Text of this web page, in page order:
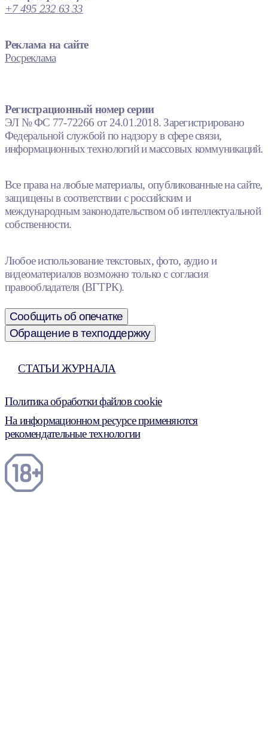
+7 495 232 63 33
Реклама на сайте
Росреклама
Регистрационный номер серии
ЭЛ № ФС 77-72266 от 24.01.2018. Зарегистрировано
Федеральной службой по надзору в сфере связи,
информационных технологий и массовых коммуникаций.
Все права на любые материалы, опубликованные на сайте,
защищены в соответствии с российским и
международным законодательством об интеллектуальной
собственности.
Любое использование текстовых, фото, аудио и
видеоматериалов возможно только с согласия
правообладателя (ВГТРК).
Сообщить об опечатке
Обращение в техподдержку
СТАТЬИ ЖУРНАЛА
Политика обработки файлов cookie
На информационном ресурсе применяются
рекомендательные технологии